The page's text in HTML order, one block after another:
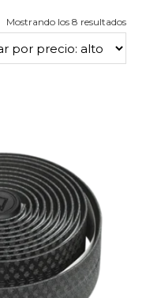
Mostrando los 8 resultados